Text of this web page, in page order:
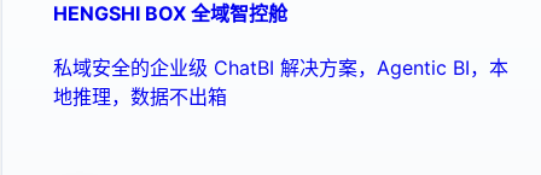
HENGSHI BOX 全域智控舱
私域安全的企业级 ChatBI 解决方案，Agentic BI，本
地推理，数据不出箱